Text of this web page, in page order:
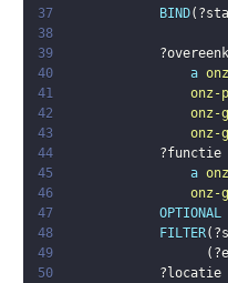
37
BIND(
38
39
40
a
41
onz-
42
onz-g
43
onz-g
44
?functie
45
a
46
onz-g
47
OPTIONAL
48
FILTER(
49
(
50
?locatie